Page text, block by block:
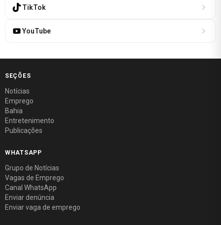
TikTok
YouTube
SEÇÕES
Notícias
Emprego
Bahia
Entretenimento
Publicações
WHATSAPP
Grupo de Notícias
Vagas de Emprego
Canal WhatsApp
Enviar denúncia
Enviar vaga de emprego